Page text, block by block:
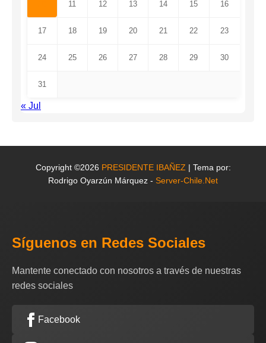
11 12 13 14 15 16
17 18 19 20 21 22 23
24 25 26 27 28 29 30
31
« Jul
Copyright ©2026 PRESIDENTE IBAÑEZ | Tema por:
Rodrigo Oyarzún Márquez - Server-Chile.Net
Síguenos en Redes Sociales
Mantente conectado con nosotros a través de nuestras
redes sociales
Facebook